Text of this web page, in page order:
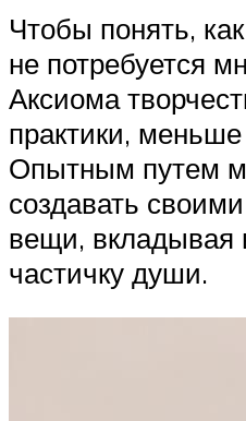
Чтобы понять,
не потребуется
Аксиома
практики,
Опытным путем
создавать
вещи, вкладывая
частичку души.